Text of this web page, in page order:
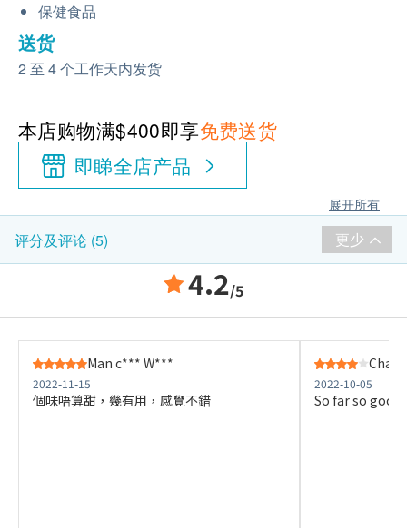
保健食品
送货
2 至 4 个工作天内发货
本店购物满$400即享免费送货
即睇全店产品
展开所有
评分及评论 (5) 更少
4.2/5
Man c*** W***
2022-11-15
個味唔算甜，幾有用，感覺不錯
Chan
2022-10-05
So far so